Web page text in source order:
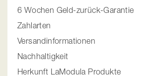
6 Wochen Geld-zurück-Garantie
Zahlarten
Versandinformationen
Nachhaltigkeit
Herkunft LaModula Produkte